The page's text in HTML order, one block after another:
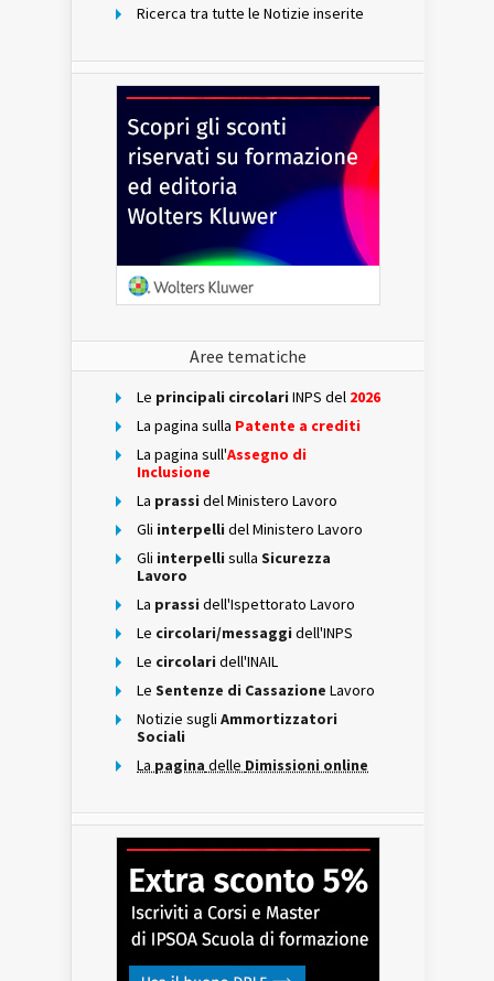
Ricerca tra tutte le Notizie inserite
Aree tematiche
Le principali circolari INPS del 2026
La pagina sulla Patente a crediti
La pagina sull'Assegno di
Inclusione
La prassi del Ministero Lavoro
Gli interpelli del Ministero Lavoro
Gli interpelli sulla Sicurezza
Lavoro
La prassi dell'Ispettorato Lavoro
Le circolari/messaggi dell'INPS
Le circolari dell'INAIL
Le Sentenze di Cassazione Lavoro
Notizie sugli Ammortizzatori
Sociali
La pagina delle Dimissioni online